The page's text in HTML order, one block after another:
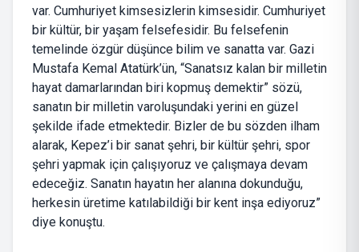
var. Cumhuriyet kimsesizlerin kimsesidir. Cumhuriyet
bir kültür, bir yaşam felsefesidir. Bu felsefenin
temelinde özgür düşünce bilim ve sanatta var. Gazi
Mustafa Kemal Atatürk’ün, “Sanatsız kalan bir milletin
hayat damarlarından biri kopmuş demektir” sözü,
sanatın bir milletin varoluşundaki yerini en güzel
şekilde ifade etmektedir. Bizler de bu sözden ilham
alarak, Kepez’i bir sanat şehri, bir kültür şehri, spor
şehri yapmak için çalışıyoruz ve çalışmaya devam
edeceğiz. Sanatın hayatın her alanına dokunduğu,
herkesin üretime katılabildiği bir kent inşa ediyoruz”
diye konuştu.